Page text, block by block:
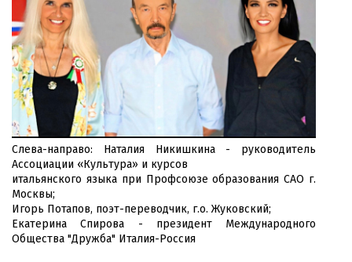
Слева-направо: Наталия Никишкина - руководитель
Ассоциации «Культура» и курсов
итальянского языка при Профсоюзе образования САО г.
Москвы;
Игорь Потапов, поэт-переводчик, г.о. Жуковский;
Екатерина Спирова - президент Международного
Общества "Дружба" Италия-Россия